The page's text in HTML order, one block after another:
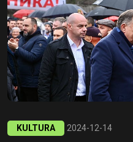
KULTURA 2024-12-14